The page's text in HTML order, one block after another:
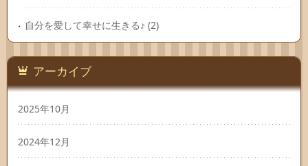
自分を愛して幸せに生きる♪ (2)
アーカイブ
2025年10月
2024年12月